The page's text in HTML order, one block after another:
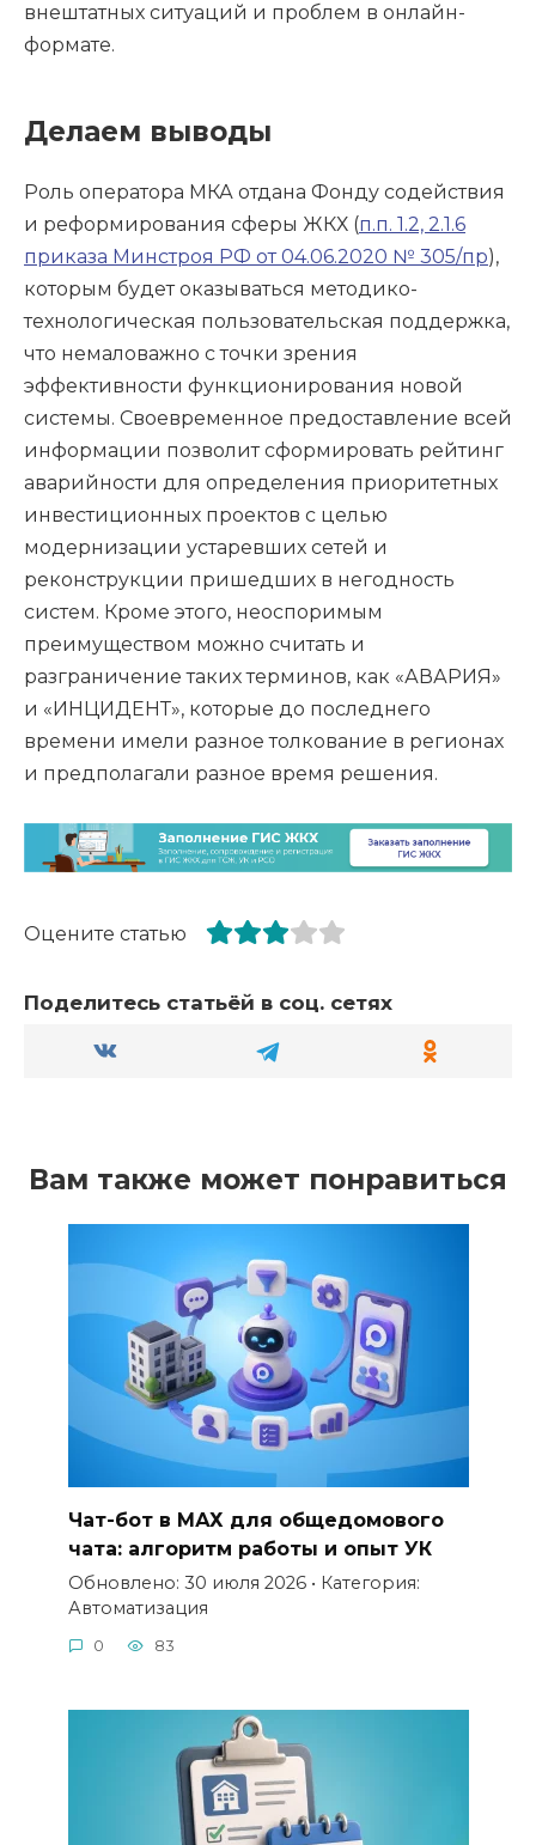
внештатных ситуаций и проблем в онлайн-
формате.
Делаем выводы
Роль оператора МКА отдана Фонду содействия
и реформирования сферы ЖКХ (п.п. 1.2, 2.1.6
приказа Минстроя РФ от 04.06.2020 № 305/пр),
которым будет оказываться методико-
технологическая пользовательская поддержка,
что немаловажно с точки зрения
эффективности функционирования новой
системы. Своевременное предоставление всей
информации позволит сформировать рейтинг
аварийности для определения приоритетных
инвестиционных проектов с целью
модернизации устаревших сетей и
реконструкции пришедших в негодность
систем. Кроме этого, неоспоримым
преимуществом можно считать и
разграничение таких терминов, как «АВАРИЯ»
и «ИНЦИДЕНТ», которые до последнего
времени имели разное толкование в регионах
и предполагали разное время решения.
Оцените статью
Поделитесь статьёй в соц. сетях
Вам также может понравиться
Чат-бот в МАХ для общедомового
чата: алгоритм работы и опыт УК
Обновлено: 30 июля 2026 • Категория:
Автоматизация
0 83